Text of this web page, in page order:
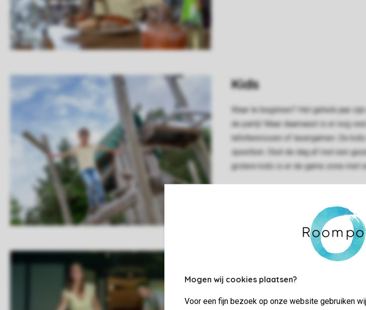
Mogen wij cookies plaatsen?
Voor een fijn bezoek op onze website gebruiken
Kids
Waar te beginnen? Het gehele jaar
de partij! Maar daarnaast is er nog
tafeltennissen of lasergamen. De
speeltuin. Sluit de dag af met een
grotere kids is er de game zone met
Sport en spel
Naast zwemmen en geplande
sport- en speelveld. Op het park is